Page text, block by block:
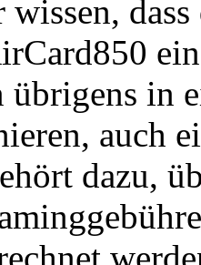
wissen,
übrigens in
auch
dazu,